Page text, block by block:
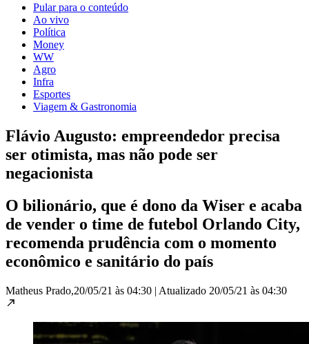
Pular para o conteúdo
Ao vivo
Política
Money
WW
Agro
Infra
Esportes
Viagem & Gastronomia
Flávio Augusto: empreendedor precisa
ser otimista, mas não pode ser
negacionista
O bilionário, que é dono da Wiser e acaba
de vender o time de futebol Orlando City,
recomenda prudência com o momento
econômico e sanitário do país
Matheus Prado,20/05/21 às 04:30 | Atualizado 20/05/21 às 04:30